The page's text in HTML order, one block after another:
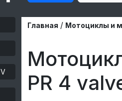
Главная / Мотоциклы и
PR 4